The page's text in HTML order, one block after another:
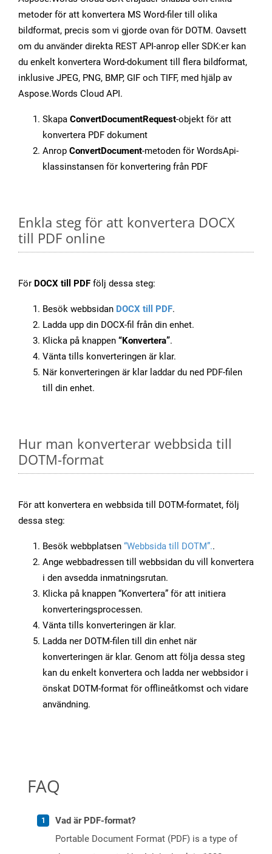
metoder för att konvertera MS Word-filer till olika
bildformat, precis som vi gjorde ovan för DOTM. Oavsett
om du använder direkta REST API-anrop eller SDK:er kan
du enkelt konvertera Word-dokument till flera bildformat,
inklusive JPEG, PNG, BMP, GIF och TIFF, med hjälp av
Aspose.Words Cloud API.
Skapa ConvertDocumentRequest-objekt för att
konvertera PDF dokument
Anrop ConvertDocument-metoden för WordsApi-
klassinstansen för konvertering från PDF
Enkla steg för att konvertera DOCX
till PDF online
För DOCX till PDF följ dessa steg:
Besök webbsidan DOCX till PDF.
Ladda upp din DOCX-fil från din enhet.
Klicka på knappen “Konvertera”.
Vänta tills konverteringen är klar.
När konverteringen är klar laddar du ned PDF-filen
till din enhet.
Hur man konverterar webbsida till
DOTM-format
För att konvertera en webbsida till DOTM-formatet, följ
dessa steg:
Besök webbplatsen “Webbsida till DOTM”..
Ange webbadressen till webbsidan du vill konvertera
i den avsedda inmatningsrutan.
Klicka på knappen “Konvertera” för att initiera
konverteringsprocessen.
Vänta tills konverteringen är klar.
Ladda ner DOTM-filen till din enhet när
konverteringen är klar. Genom att följa dessa steg
kan du enkelt konvertera och ladda ner webbsidor i
önskat DOTM-format för offlineåtkomst och vidare
användning.
FAQ
Vad är PDF-format?
Portable Document Format (PDF) is a type of